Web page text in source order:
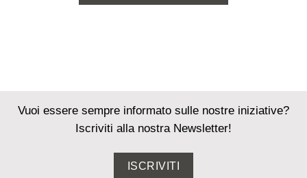
Vuoi essere sempre informato sulle nostre iniziative?
Iscriviti alla nostra Newsletter!
ISCRIVITI